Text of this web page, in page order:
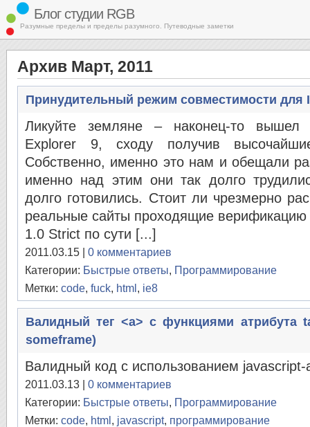
Блог студии RGB
Разумные пределы и пределы разумного. Путеводные заметки
Архив Март, 2011
Принудительный режим совместимости для
Ликуйте земляне – наконец-то вышел
Explorer 9, сходу получив
Собственно, именно это нам и обещали
именно над этим они так долго
долго готовились. Стоит ли чрезмерно
реальные сайты проходящие верификацию
1.0 Strict по сути [...]
2011.03.15 | 0 комментариев
Категории: Быстрые ответы, Программирование
Метки: code, fuck, html, ie8
Валидный тег <a> с функциями атрибута
someframe)
Валидный код с использованием javascript-
2011.03.13 | 0 комментариев
Категории: Быстрые ответы, Программирование
Метки: code, html, javascript, программирование